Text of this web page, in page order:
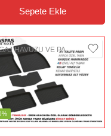
Sepete Ekle
BAGAJ HAVUZU VE PASPAS